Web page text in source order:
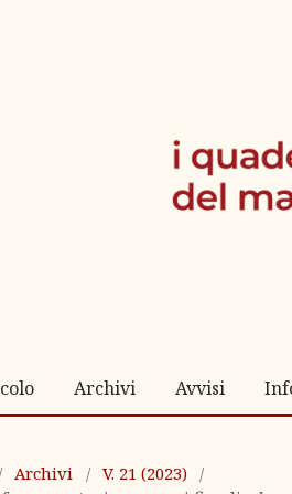
Archivi Avvisi
/ Archivi / V. 21 (2023) /